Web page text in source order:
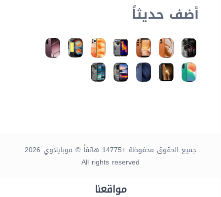
أضف حديثاً
جميع الحقوق محفوظة +14775 هاتفاً © موبايلاوي 2026
All rights reserved